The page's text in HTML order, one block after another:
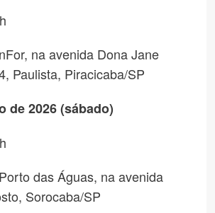
na avenida Dona Jane
Paulista, Piracicaba/SP
de 2026 (sábado)
das Águas, na avenida
Sorocaba/SP